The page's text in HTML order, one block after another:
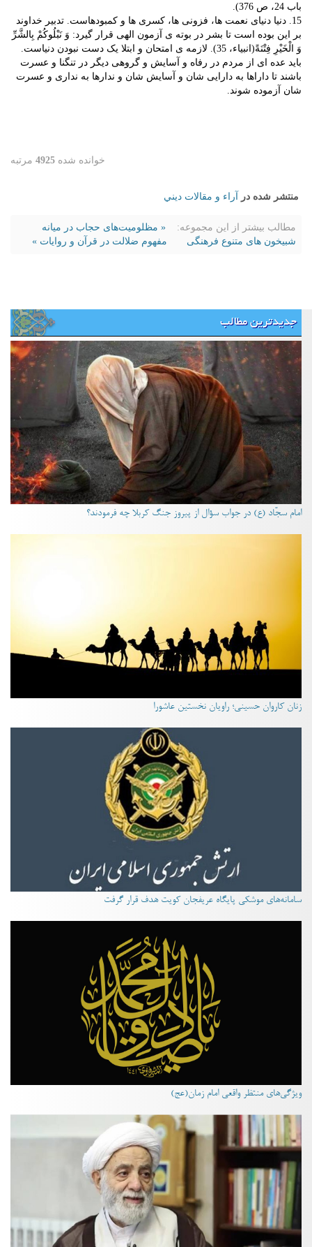
باب 24، ص 376).
15. دنیا دنیای نعمت ها، فزونی ها، کسری ها و کمبودهاست. تدبیر خداوند
بر این بوده است تا بشر در بوته ی آزمون الهی قرار گیرد: وَ نَبْلُوکُمْ بِالشَّرِّ
وَ الْخَیْرِ فِتْنَةً(انبیاء، 35). لازمه ی امتحان و ابتلا یک دست نبودن دنیاست.
باید عده ای از مردم در رفاه و آسایش و گروهی دیگر در تنگنا و عسرت
باشند تا داراها به دارایی شان و آسایش شان و ندارها به نداری و عسرت
شان آزموده شوند.
خوانده شده 4925 مرتبه
منتشر شده در آراء و مقالات ديني
مطالب بیشتر از این مجموعه:
« مظلومیت‌های حجاب در میانه
شبیخون های متنوع فرهنگی
مفهوم ضلالت در قرآن و روایات »
جدیدترین مطالب
امام سجّاد (ع) در جواب سؤال از پیروز جنگ کربلا چه فرمودند؟
زنان کاروان حسینی؛ راویان نخستین عاشورا
سامانه‌های موشکی پایگاه عریفجان کویت هدف قرار گرفت
ویژگی‌های منتظر واقعی امام زمان(عج)